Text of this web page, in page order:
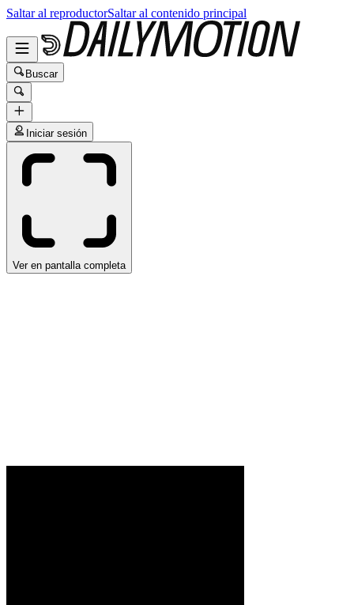
Saltar al reproductorSaltar al contenido principal
Buscar
Iniciar sesión
Ver en pantalla completa